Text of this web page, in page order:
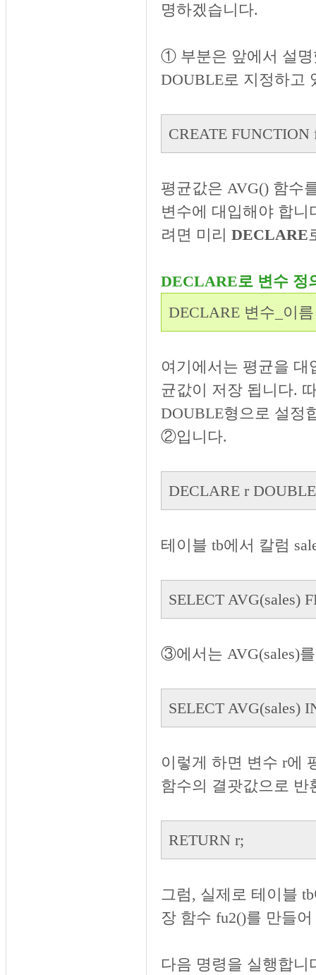
명하겠습니다.
① 부분은 앞에서 설명
DOUBLE로 지정하고
CREATE
평균값은 AVG() 함수
변수에 대입해야 합
려면 미리 DECLARE
DECLARE로 변수 정
DECLARE 변수_이
여기에서는 평균을
균값이 저장 됩니다.
DOUBLE형으로 설정
②입니다.
DECLARE r
테이블 tb에서 칼럼
SELECT AVG(sales)
③에서는 AVG(sales)
SELECT AVG(sales)
이렇게 하면 변수 r에
함수의 결괏값으로 반
RETURN r;
그럼, 실제로 테이블
장 함수 fu2()를 만들
다음 명령을 실행합니